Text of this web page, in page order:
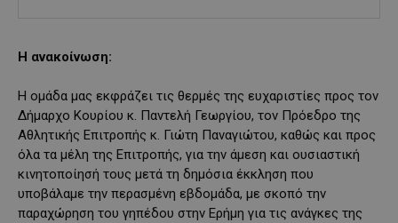
Η ανακοίνωση:
Η ομάδα μας εκφράζει τις θερμές της ευχαριστίες προς τον
Δήμαρχο Κουρίου κ. Παντελή Γεωργίου, τον Πρόεδρο της
Αθλητικής Επιτροπής κ. Γιώτη Παναγιώτου, καθώς και προς
όλα τα μέλη της Επιτροπής, για την άμεση και ουσιαστική
κινητοποίησή τους μετά τη δημόσια έκκληση που
υποβάλαμε την περασμένη εβδομάδα, με σκοπό την
παραχώρηση του γηπέδου στην Ερήμη για τις ανάγκες της